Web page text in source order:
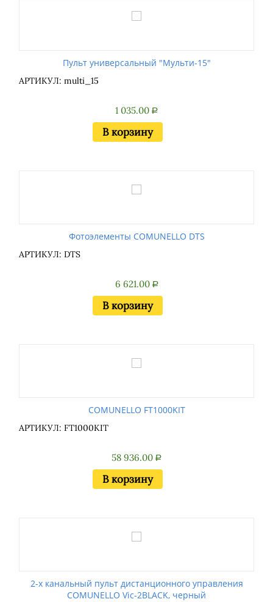
Пульт универсальный "Мульти-15"
АРТИКУЛ: multi_15
1 035.00 Р
В корзину
Фотоэлементы COMUNELLO DTS
АРТИКУЛ: DTS
6 621.00 Р
В корзину
COMUNELLO FT1000KIT
АРТИКУЛ: FT1000KIT
58 936.00 Р
В корзину
2-х канальный пульт дистанционного управления
COMUNELLO Vic-2BLACK, черный